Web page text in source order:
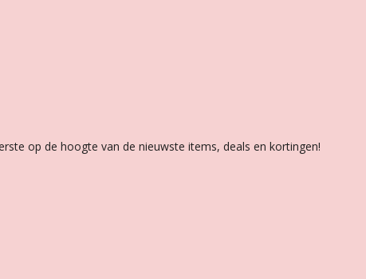
op de hoogte van de nieuwste items, deals en kortingen!